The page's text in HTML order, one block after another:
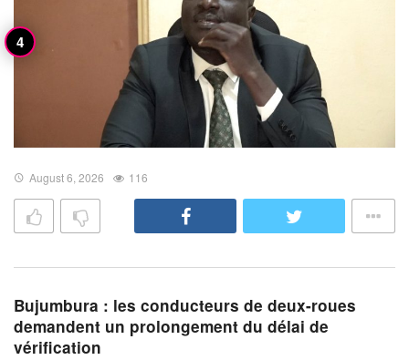
August 6, 2026 116
Bujumbura : les conducteurs de deux-roues
demandent un prolongement du délai de
vérification